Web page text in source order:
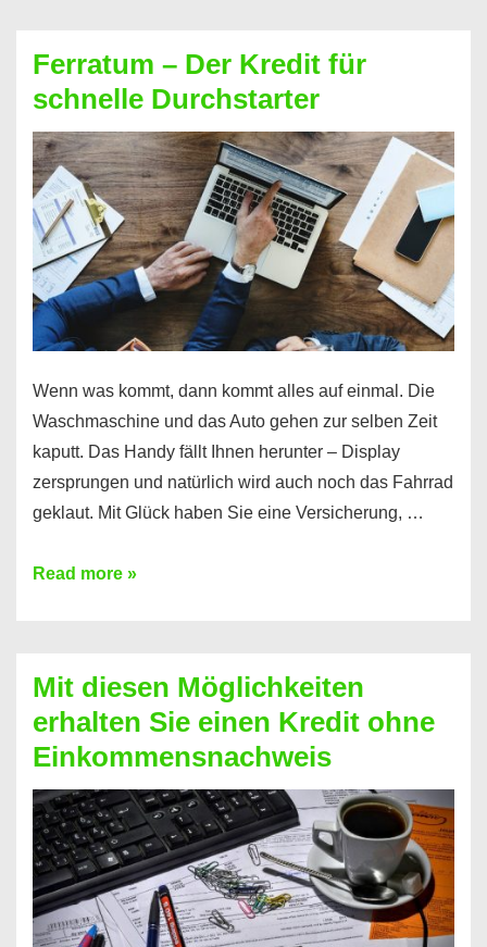
Ferratum – Der Kredit für
schnelle Durchstarter
Wenn was kommt, dann kommt alles auf einmal. Die
Waschmaschine und das Auto gehen zur selben Zeit
kaputt. Das Handy fällt Ihnen herunter – Display
zersprungen und natürlich wird auch noch das Fahrrad
geklaut. Mit Glück haben Sie eine Versicherung, …
Ferratum
für
schnelle
Durchstarter
Read more »
Mit diesen Möglichkeiten
erhalten Sie einen Kredit ohne
Einkommensnachweis